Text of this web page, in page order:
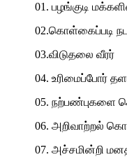
01. பழங்குடி
02.கொள்கைப்படி
03.விடுதலை வீரர்
04. உரிமைப்போர்
05. நற்பண்புகளை
06. அறிவாற்றல்
07. அச்சமின்றி